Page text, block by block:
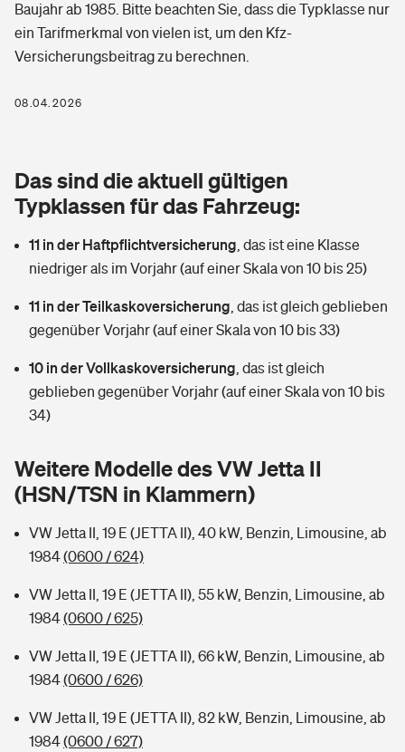
Arbeitsrechtsschutz
Berufshaftpflichtversicherung
Zur Übersicht
Tools
Wer versichert was: Jetzt Versicherer finden
Sie haben Fragen?
Glasversicherung
Mietkautionsversicherung
Restkreditversicherung
Zur Übersicht
Hochwasser-Check: Wie gefährdet ist Ihr Haus?
Wer versichert was: Jetzt Versicherer finden
Sie haben Fragen?
Pri­vate Haft­pflicht­
Kinderunfall­ver­si­che­rung
Kinderinvalidität
Reiseversicherung
Pferdehalter-Haftpflicht
Private Cyberversicherung
Musikinstrumentenversicherung
Zur Übersicht
Tools
Kinderunfall-Check: Mehr Sicherheit für deine Kids
Gesundheit
Private Krankenversicherung
Dread-Disease-Versicherung
Tierkrankenversicherung
Wer versichert was: Jetzt Versicherer finden
Sie haben Fragen?
Rentenrechner: Wie viel Geld bekomme ich im Alter?
Baujahr ab 1985. Bitte beachten Sie, dass die Typklasse nur
ein Tarifmerkmal von vielen ist, um den Kfz-
Versicherungsbeitrag zu berechnen.
08.04.2026
Das sind die aktuell gültigen
Typklassen für das Fahrzeug:
11 in der Haftpflichtversicherung das ist eine Klasse
niedriger als im Vorjahr (auf einer Skala von 10 bis 25)
11 in der Teilkaskoversicherung das ist gleich geblieben
gegenüber Vorjahr (auf einer Skala von 10 bis 33)
10 in der Vollkaskoversicherung das ist gleich
geblieben gegenüber Vorjahr (auf einer Skala von 10 bis
34)
Weitere Modelle des VW Jetta II
(HSN/TSN in Klammern)
VW Jetta II, 19 E (JETTA II), 40 kW, Benzin, Limousine, ab
1984(0600 / 624)
VW Jetta II, 19 E (JETTA II), 55 kW, Benzin, Limousine, ab
1984(0600 / 625)
VW Jetta II, 19 E (JETTA II), 66 kW, Benzin, Limousine, ab
1984(0600 / 626)
VW Jetta II, 19 E (JETTA II), 82 kW, Benzin, Limousine, ab
1984(0600 / 627)